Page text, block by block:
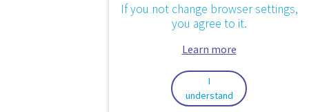
If you not change browser settings,
you agree to it.
Learn more
I
understand